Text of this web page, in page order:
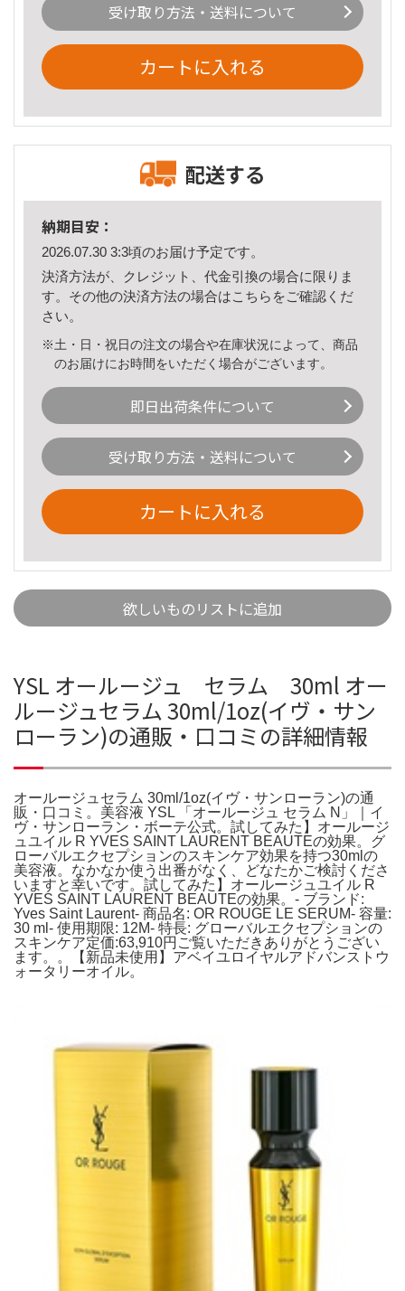
受け取り方法・送料について
カートに入れる
配送する
納期目安：
2026.07.30 3:3頃のお届け予定です。
決済方法が、クレジット、代金引換の場合に限りま
す。その他の決済方法の場合はこちら をご確認くだ
さい。
※土・日・祝日の注文の場合や在庫状況によって、商品
のお届けにお時間をいただく場合がございます。
即日出荷条件について
受け取り方法・送料について
カートに入れる
欲しいものリストに追加
YSL オールージュ セラム 30ml オー
ルージュセラム 30ml/1oz(イヴ・サン
ローラン)の通販・口コミの詳細情報
オールージュセラム 30ml/1oz(イヴ・サンローラン)の通
販・口コミ。美容液 YSL 「オールージュ セラム N」｜イ
ヴ・サンローラン・ボーテ公式。試してみた】オールージ
ュユイル R YVES SAINT LAURENT BEAUTEの効果。グ
ローバルエクセプションのスキンケア効果を持つ30mlの
美容液。なかなか使う出番がなく、どなたかご検討くださ
いますと幸いです。試してみた】オールージュユイル R
YVES SAINT LAURENT BEAUTEの効果。- ブランド:
Yves Saint Laurent- 商品名: OR ROUGE LE SERUM- 容量:
30 ml- 使用期限: 12M- 特長: グローバルエクセプションの
スキンケア定価:63,910円ご覧いただきありがとうござい
ます。。【新品未使用】アベイユロイヤルアドバンストウ
ォータリーオイル。